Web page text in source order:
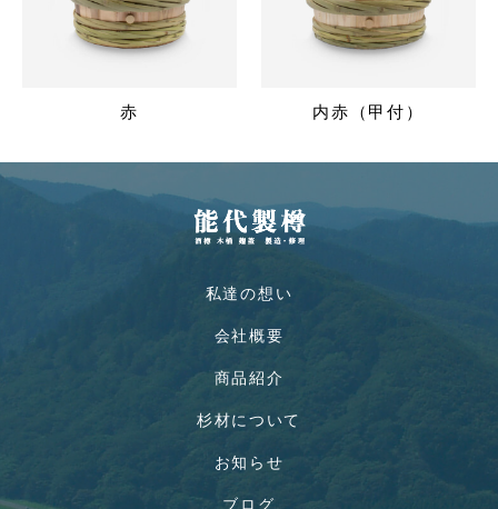
赤 内赤（甲付）
私達の想い
会社概要
商品紹介
杉材について
お知らせ
ブログ